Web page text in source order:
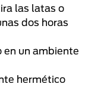
las latas o
dos horas
en un ambiente
hermético